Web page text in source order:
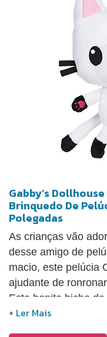
Gabby’s
Brinquedo De
Polegadas
As crianças vão
desse amigo de
macio, este pelúcia
ajudante de
Este bonito bicho
detalhes realistas,